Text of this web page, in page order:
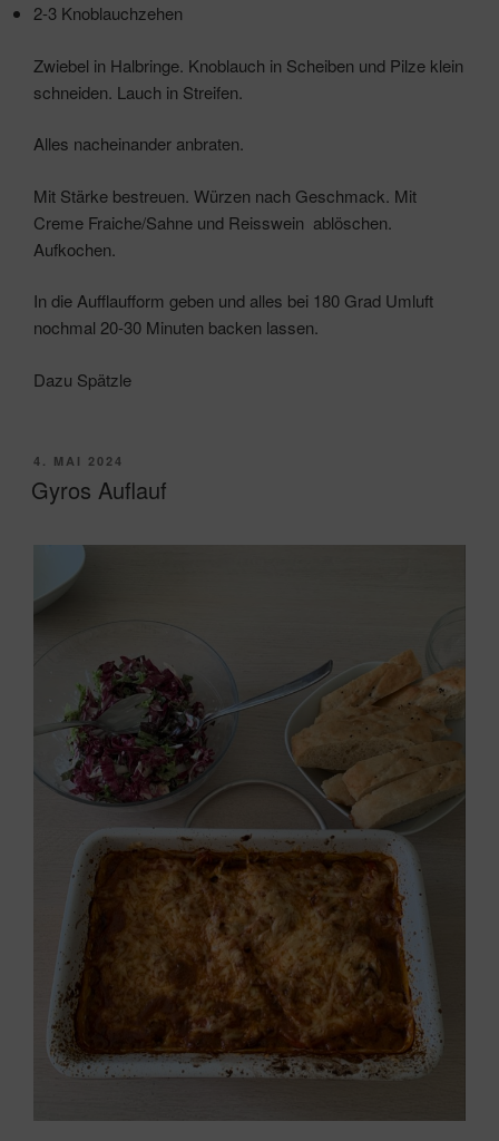
2-3 Knoblauchzehen
Zwiebel in Halbringe. Knoblauch in Scheiben und Pilze klein
schneiden. Lauch in Streifen.
Alles nacheinander anbraten.
Mit Stärke bestreuen. Würzen nach Geschmack. Mit
Creme Fraiche/Sahne und Reisswein ablöschen.
Aufkochen.
In die Aufflaufform geben und alles bei 180 Grad Umluft
nochmal 20-30 Minuten backen lassen.
Dazu Spätzle
VERÖFFENTLICHT
AM
4. MAI 2024
Gyros Auflauf